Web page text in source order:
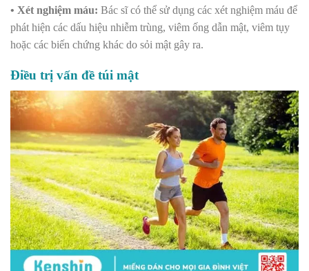
• Xét nghiệm máu: Bác sĩ có thể sử dụng các xét nghiệm máu để
phát hiện các dấu hiệu nhiễm trùng, viêm ống dẫn mật, viêm tụy
hoặc các biến chứng khác do sỏi mật gây ra.
Điều trị vấn đề túi mật